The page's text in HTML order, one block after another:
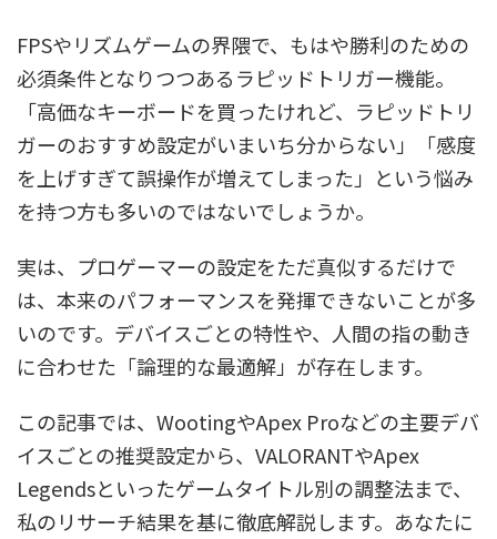
FPSやリズムゲームの界隈で、もはや勝利のための
必須条件となりつつあるラピッドトリガー機能。
「高価なキーボードを買ったけれど、ラピッドトリ
ガーのおすすめ設定がいまいち分からない」「感度
を上げすぎて誤操作が増えてしまった」という悩み
を持つ方も多いのではないでしょうか。
実は、プロゲーマーの設定をただ真似するだけで
は、本来のパフォーマンスを発揮できないことが多
いのです。デバイスごとの特性や、人間の指の動き
に合わせた「論理的な最適解」が存在します。
この記事では、WootingやApex Proなどの主要デバ
イスごとの推奨設定から、VALORANTやApex
Legendsといったゲームタイトル別の調整法まで、
私のリサーチ結果を基に徹底解説します。あなたに